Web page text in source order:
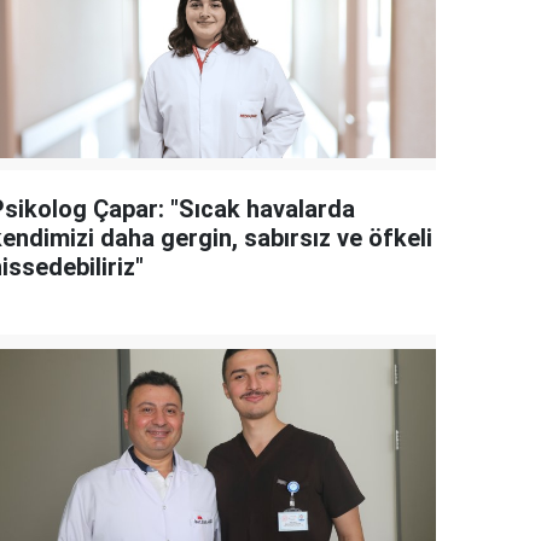
Çapar: "Sıcak havalarda
daha gergin, sabırsız ve öfkeli